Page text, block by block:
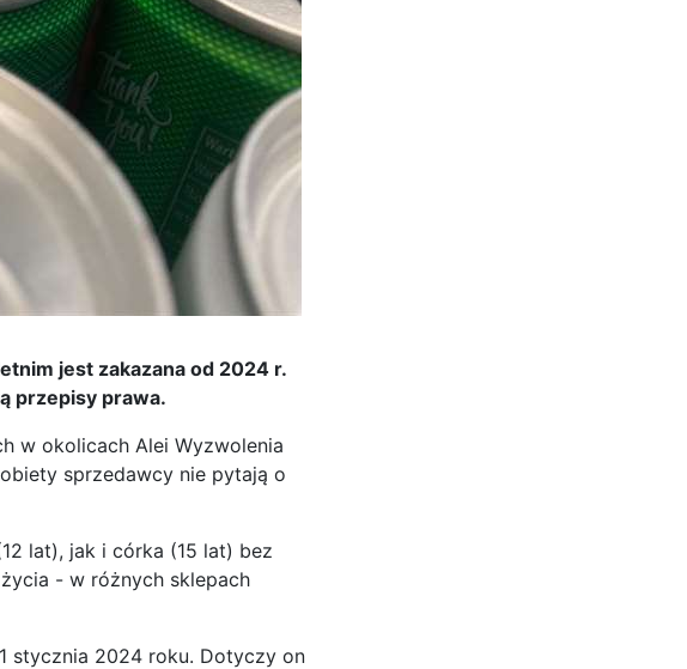
jest zakazana od 2024 r.
przepisy prawa.
w okolicach Alei Wyzwolenia
sprzedawcy nie pytają o
lat), jak i córka (15 lat) bez
- w różnych sklepach
stycznia 2024 roku. Dotyczy on